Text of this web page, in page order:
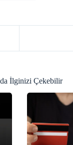
İlginizi Çekebilir